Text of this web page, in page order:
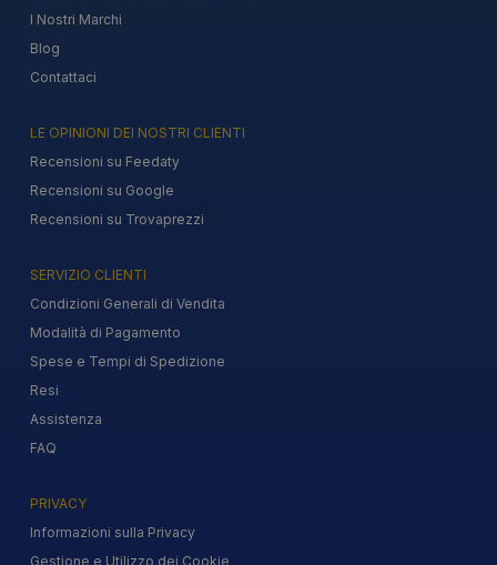
I Nostri Marchi
Blog
Contattaci
LE OPINIONI DEI NOSTRI CLIENTI
Recensioni su Feedaty
Recensioni su Google
Recensioni su Trovaprezzi
SERVIZIO CLIENTI
Condizioni Generali di Vendita
Modalità di Pagamento
Spese e Tempi di Spedizione
Resi
Assistenza
FAQ
PRIVACY
Informazioni sulla Privacy
Gestione e Utilizzo dei Cookie